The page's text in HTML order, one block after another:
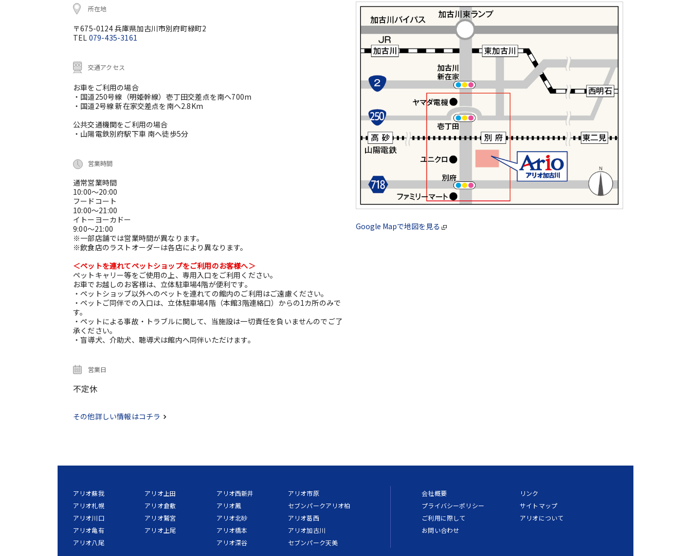
所在地
〒675-0124 兵庫県加古川市別府町緑町2
TEL 079-435-3161
交通アクセス
お車をご利用の場合
・国道250号線（明姫幹線）壱丁田交差点を南へ700m
・国道2号線 新在家交差点を南へ2.8Km
公共交通機関をご利用の場合
・山陽電鉄別府駅下車 南へ徒歩5分
営業時間
通常営業時間
10:00～20:00
フードコート
10:00～21:00
イトーヨーカドー
9:00～21:00
※一部店舗では営業時間が異なります。
※飲食店のラストオーダーは各店により異なります。
＜ペットを連れてペットショップをご利用のお客様へ＞
ペットキャリー等をご使用の上、専用入口をご利用ください。
お車でお越しのお客様は、立体駐車場4階が便利です。
・ペットショップ以外へのペットを連れての館内のご利用はご遠慮ください。
・ペットご同伴での入口は、立体駐車場4階（本館3階連絡口）からの1カ所のみで
す。
・ペットによる事故・トラブルに関して、当施設は一切責任を負いませんのでご了
承ください。
・盲導犬、介助犬、聴導犬は館内へ同伴いただけます。
営業日
不定休
その他詳しい情報はコチラ
Google Mapで地図を見る
アリオ蘇我
アリオ札幌
アリオ川口
アリオ亀有
アリオ八尾
アリオ上田
アリオ倉敷
アリオ鷲宮
アリオ上尾
アリオ西新井
アリオ鳳
アリオ北砂
アリオ橋本
アリオ深谷
アリオ市原
セブンパークアリオ柏
アリオ葛西
アリオ加古川
セブンパーク天美
会社概要
プライバシーポリシー
ご利用に際して
お問い合わせ
リンク
サイトマップ
アリオについて